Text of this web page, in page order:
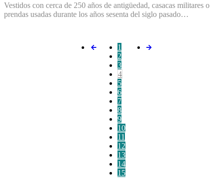
Vestidos con cerca de 250 años de antigüedad, casacas militares o
prendas usadas durante los años sesenta del siglo pasado…
1
2
3
4
5
6
7
8
9
10
11
12
13
14
15